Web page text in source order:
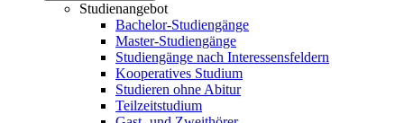
Studienangebot
Bachelor-Studiengänge
Master-Studiengänge
Studiengänge nach Interessensfeldern
Kooperatives Studium
Studieren ohne Abitur
Teilzeitstudium